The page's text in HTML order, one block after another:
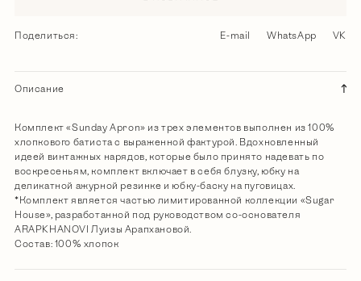
Поделиться: E-mail WhatsApp VK
Описание
Комплект «Sunday Apron» из трех элементов выполнен из 100%
хлопкового батиста с выраженной фактурой. Вдохновленный
идеей винтажных нарядов, которые было принято надевать по
воскресеньям, комплект включает в себя блузку, юбку на
деликатной ажурной резинке и юбку-баску на пуговицах.
*Комплект является частью лимитированной коллекции «Sugar
House», разработанной под руководством со-основателя
ARAPKHANOVI Луизы Арапхановой.
Состав: 100% хлопок